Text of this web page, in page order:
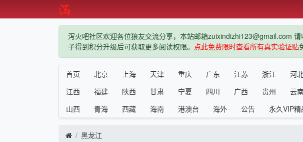
泻火吧社区欢迎各位狼友交流分享，本站邮箱zuixindizhi123@gmail.com
子得到积分升级后可获取更多阅读权限。 点此免费限时查看所有真实验证贴
首页 北京 上海 天津 重庆 广东 江苏 浙江 河
江西
福建 陕西 甘肃 宁夏 四川 广西 贵州 云
山西
青海 西藏 海南 港澳台 海外 公告 永久VIP
黑龙江